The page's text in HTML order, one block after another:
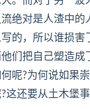
绝对是人渣中的
的，所以谁损害
们把自己塑造成
呢?为何说如果
这还要从土木堡事